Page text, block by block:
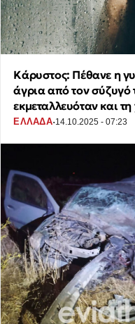
Κάρυστος: Πέθανε η
άγρια από τον σύζυγό
εκμεταλλευόταν και
ΕΛΛΑΔΑ·14.10.2025 - 07:23